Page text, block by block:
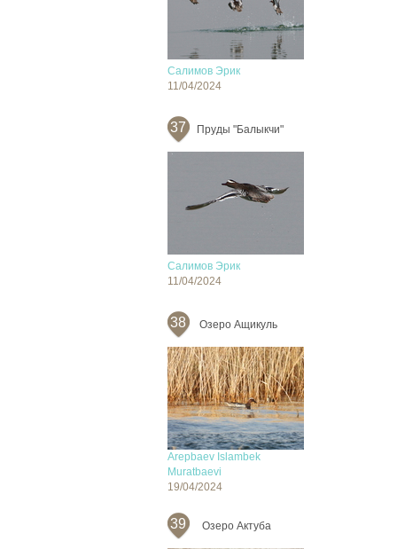
Салимов Эрик
11/04/2024
37 Пруды "Балыкчи"
Салимов Эрик
11/04/2024
38 Озеро Ащикуль
Arepbaev Islambek
Muratbaevi
19/04/2024
39 Озеро Актуба